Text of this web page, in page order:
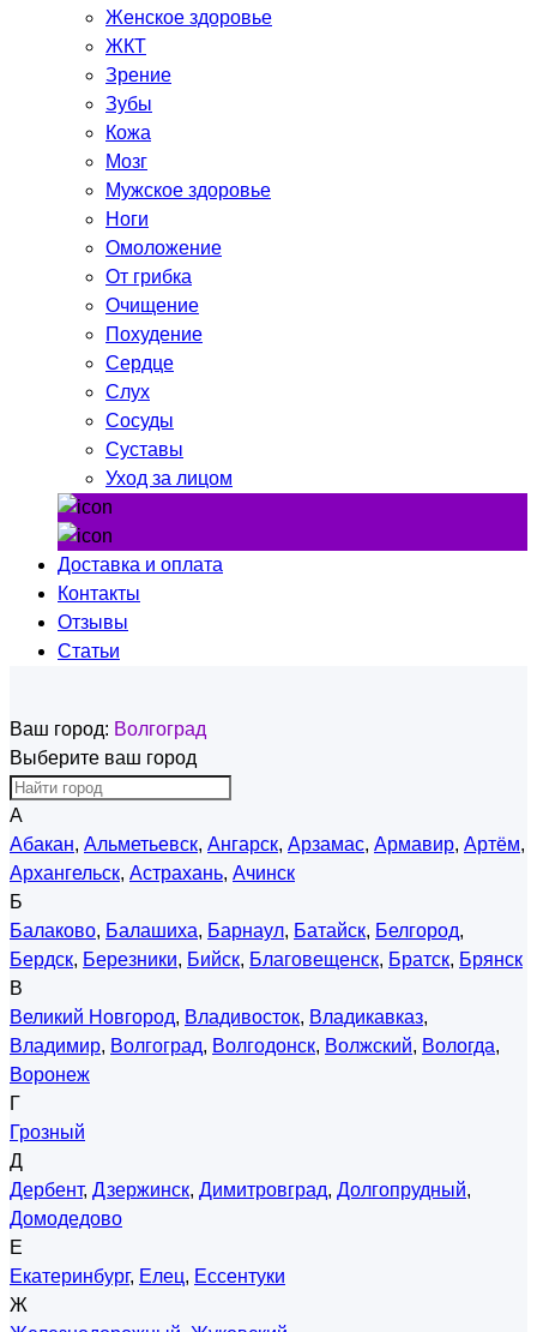
Женское здоровье
ЖКТ
Зрение
Зубы
Кожа
Мозг
Мужское здоровье
Ноги
Омоложение
От грибка
Очищение
Похудение
Сердце
Слух
Сосуды
Суставы
Уход за лицом
Доставка и оплата
Контакты
Отзывы
Статьи
Ваш город: Волгоград
Выберите ваш город
А
Абакан, Альметьевск, Ангарск, Арзамас, Армавир, Артём,
Архангельск, Астрахань, Ачинск
Б
Балаково, Балашиха, Барнаул, Батайск, Белгород,
Бердск, Березники, Бийск, Благовещенск, Братск, Брянск
В
Великий Новгород, Владивосток, Владикавказ,
Владимир, Волгоград, Волгодонск, Волжский, Вологда,
Воронеж
Г
Грозный
Д
Дербент, Дзержинск, Димитровград, Долгопрудный,
Домодедово
Е
Екатеринбург, Елец, Ессентуки
Ж